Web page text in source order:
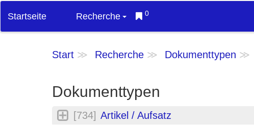
Startseite Recherche 0
Start Recherche Dokumenttypen
Dokumenttypen
[734] Artikel / Aufsatz